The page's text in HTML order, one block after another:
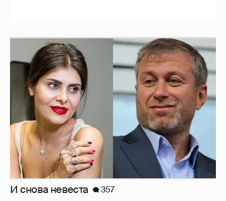
И снова невеста 357